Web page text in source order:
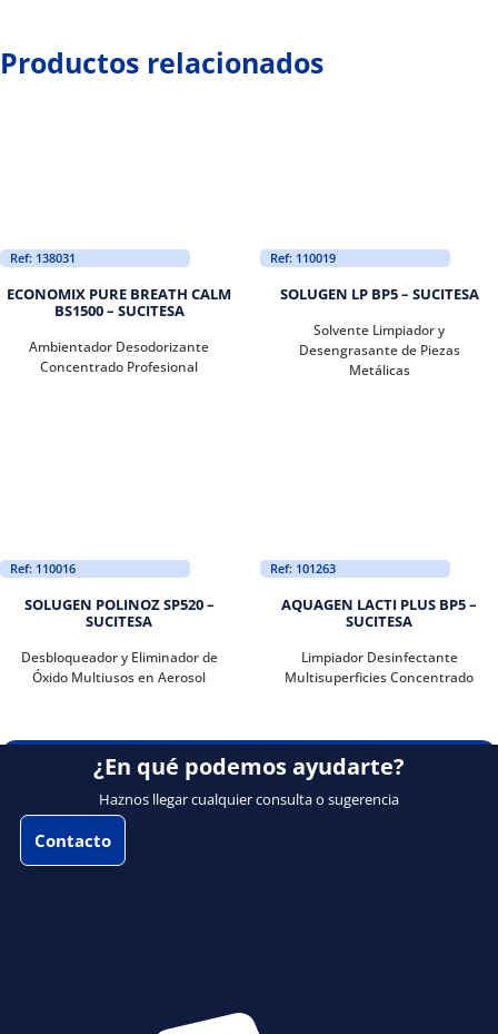
Productos relacionados
Ref: 138031
ECONOMIX PURE BREATH CALM
BS1500 – SUCITESA
Ambientador Desodorizante
Concentrado Profesional
Ref: 110019
SOLUGEN LP BP5 – SUCITESA
Solvente Limpiador y
Desengrasante de Piezas
Metálicas
Ref: 110016
SOLUGEN POLINOZ SP520 –
SUCITESA
Desbloqueador y Eliminador de
Óxido Multiusos en Aerosol
Ref: 101263
AQUAGEN LACTI PLUS BP5 –
SUCITESA
Limpiador Desinfectante
Multisuperficies Concentrado
¿En qué podemos ayudarte?
Haznos llegar cualquier consulta o sugerencia
Contacto